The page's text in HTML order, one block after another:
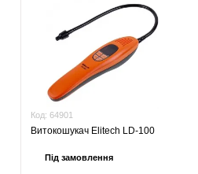
Код: 64901
Витокошукач Elitech LD-100
Під замовлення